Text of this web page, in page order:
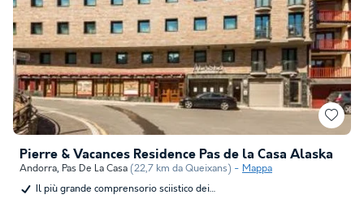
Pierre & Vacances Residence Pas de la Casa Alaska
Andorra, Pas De La Casa (22,7 km da Queixans)
Mappa
Il più grande comprensorio sciistico dei…